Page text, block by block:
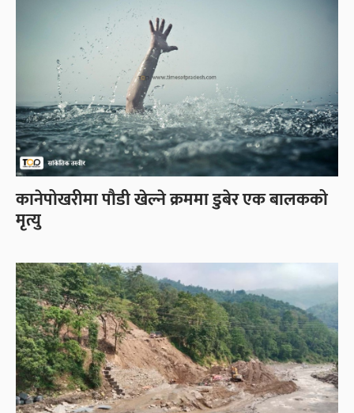
कानेपोखरीमा पौडी खेल्ने क्रममा डुबेर एक बालकको
मृत्यु